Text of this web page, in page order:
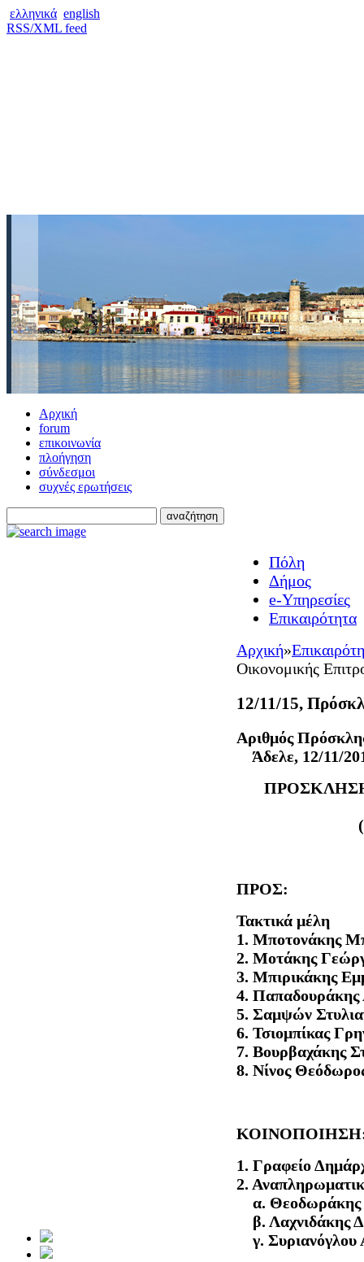
ελληνικά english
RSS/XML feed
Αρχική
forum
επικοινωνία
πλοήγηση
σύνδεσμοι
συχνές ερωτήσεις
Πόλη
Δήμος
e-Υπηρεσίες
Επικαιρότητα
Αρχική»
Οικονομικής
12/11/15,
Άδελε, 12/11/
ΠΡΟΣ:
Τακτικά μέλη
1. Μποτονάκης
2. Μοτάκης
3. Μπιρικάκης
4. Παπαδουράκης
5. Σαμψών
6. Τσιομπίκας
7. Βουρβαχάκης
8. Νίνος
1. Γραφείο
2.
α. Θεοδωράκης
β. Λαχνιδάκης
γ. Συριανόγλου